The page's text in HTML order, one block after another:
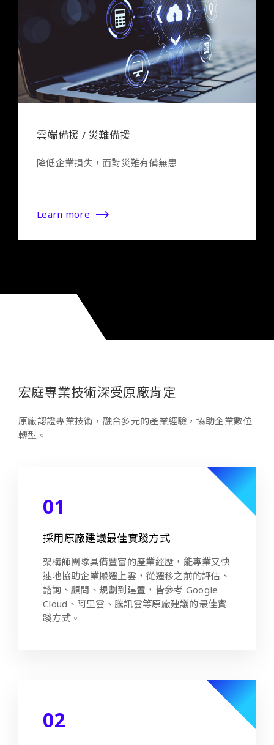
雲端備援 / 災難備援
降低企業損失，面對災難有備無患
Learn more
宏庭專業技術深受原廠肯定
原廠認證專業技術，融合多元的產業經驗，協助企業數位
轉型。
01
採用原廠建議最佳實踐方式
架構師團隊具備豐富的產業經歷，能專業又快
速地協助企業搬遷上雲，從遷移之前的評估、
諮詢、顧問、規劃到建置，皆參考 Google
Cloud、阿里雲、騰訊雲等原廠建議的最佳實
踐方式。
02